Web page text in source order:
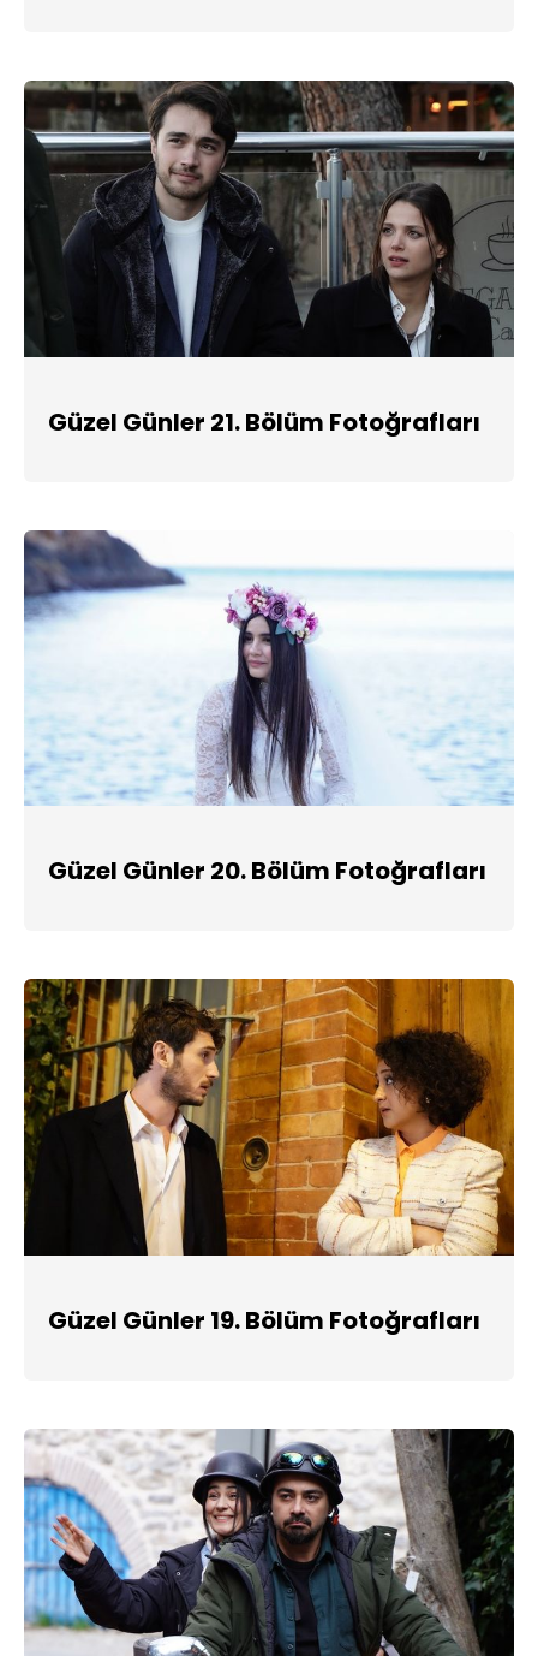
Güzel Günler 21. Bölüm Fotoğrafları
Güzel Günler 20. Bölüm Fotoğrafları
Güzel Günler 19. Bölüm Fotoğrafları